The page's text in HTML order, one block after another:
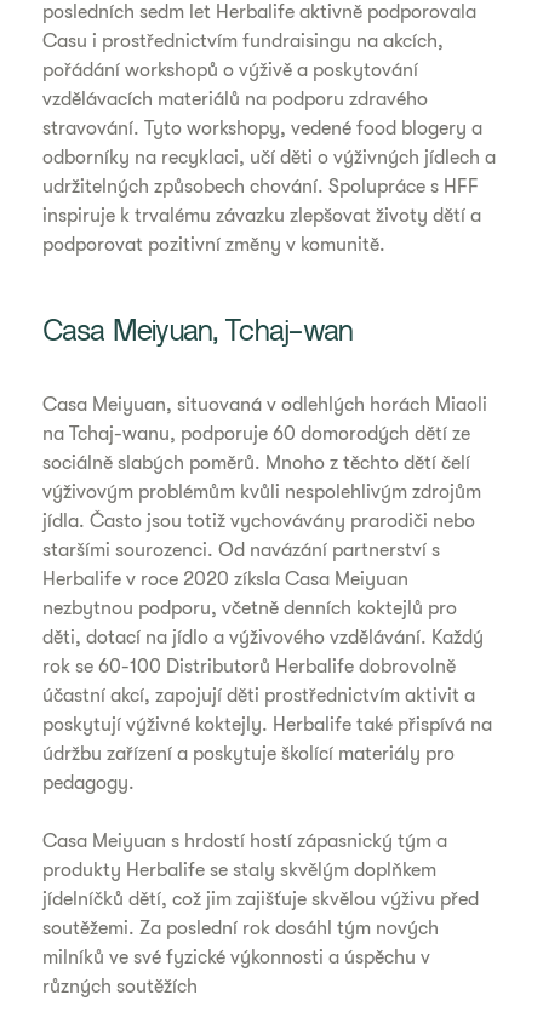
posledních sedm let Herbalife aktivně podporovala
Casu i prostřednictvím fundraisingu na akcích,
pořádání workshopů o výživě a poskytování
vzdělávacích materiálů na podporu zdravého
stravování. Tyto workshopy, vedené food blogery a
odborníky na recyklaci, učí děti o výživných jídlech a
udržitelných způsobech chování. Spolupráce s HFF
inspiruje k trvalému závazku zlepšovat životy dětí a
podporovat pozitivní změny v komunitě.
Casa Meiyuan, Tchaj-wan
Casa Meiyuan, situovaná v odlehlých horách Miaoli
na Tchaj-wanu, podporuje 60 domorodých dětí ze
sociálně slabých poměrů. Mnoho z těchto dětí čelí
výživovým problémům kvůli nespolehlivým zdrojům
jídla. Často jsou totiž vychovávány prarodiči nebo
staršími sourozenci. Od navázání partnerství s
Herbalife v roce 2020 zíksla Casa Meiyuan
nezbytnou podporu, včetně denních koktejlů pro
děti, dotací na jídlo a výživového vzdělávání. Každý
rok se 60-100 Distributorů Herbalife dobrovolně
účastní akcí, zapojují děti prostřednictvím aktivit a
poskytují výživné koktejly. Herbalife také přispívá na
údržbu zařízení a poskytuje školící materiály pro
pedagogy.
Casa Meiyuan s hrdostí hostí zápasnický tým a
produkty Herbalife se staly skvělým doplňkem
jídelníčků dětí, což jim zajišťuje skvělou výživu před
soutěžemi. Za poslední rok dosáhl tým nových
milníků ve své fyzické výkonnosti a úspěchu v
různých soutěžích